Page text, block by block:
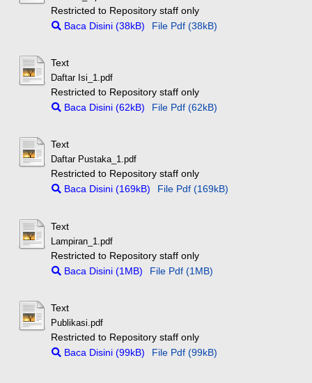
Restricted to Repository staff only
Baca Disini (38kB)
File Pdf (38kB)
Text
Daftar Isi_1.pdf
Restricted to Repository staff only
Baca Disini (62kB)
File Pdf (62kB)
Text
Daftar Pustaka_1.pdf
Restricted to Repository staff only
Baca Disini (169kB)
File Pdf (169kB)
Text
Lampiran_1.pdf
Restricted to Repository staff only
Baca Disini (1MB)
File Pdf (1MB)
Text
Publikasi.pdf
Restricted to Repository staff only
Baca Disini (99kB)
File Pdf (99kB)